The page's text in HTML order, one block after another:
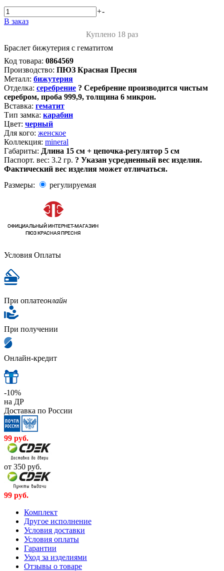
+-
В заказ
Куплено 18 раз
Браслет бижутерия с гематитом
Код товара: 0864569
Производство: ПЮЗ Красная Пресня
Металл: бижутерия
Отделка: серебрение ? Серебрение производится чистым
серебром, проба 999,9, толщина 6 микрон.
Вставка: гематит
Тип замка: карабин
Цвет: черный
Для кого: женское
Коллекция: mineral
Габариты: Длина 15 см + цепочка-регулятор 5 см
Паспорт. вес: 3.2 гр. ? Указан усредненный вес изделия.
Фактический вес изделия может отличаться.
Размеры:
регулируемая
Условия Оплаты
При оплатеонлайн
При получении
Онлайн-кредит
-10%
на ДР
Доставка по России
99 руб.
от 350 руб.
99 руб.
Комплект
Другое исполнение
Условия доставки
Условия оплаты
Гарантии
Уход за изделиями
Отзывы о товаре